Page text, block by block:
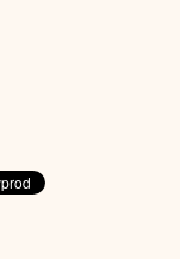
cet objet qui amusera les